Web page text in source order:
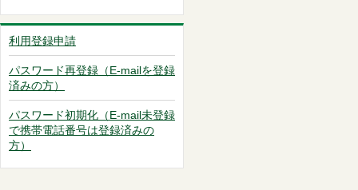
利用登録申請
パスワード再登録（E-mailを登録
済みの方）
パスワード初期化（E-mail未登録
で携帯電話番号は登録済みの
方）